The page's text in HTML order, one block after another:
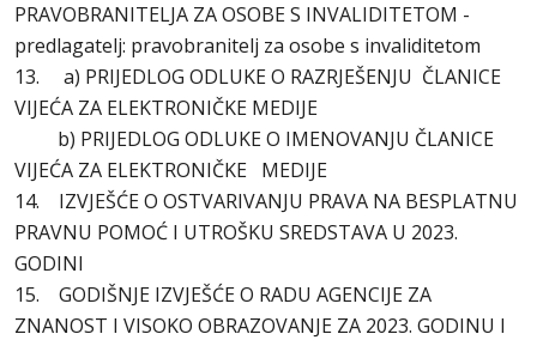
PRAVOBRANITELJA ZA OSOBE S INVALIDITETOM -
predlagatelj: pravobranitelj za osobe s invaliditetom
13. a) PRIJEDLOG ODLUKE O RAZRJEŠENJU ČLANICE
VIJEĆA ZA ELEKTRONIČKE MEDIJE
b) PRIJEDLOG ODLUKE O IMENOVANJU ČLANICE
VIJEĆA ZA ELEKTRONIČKE MEDIJE
14. IZVJEŠĆE O OSTVARIVANJU PRAVA NA BESPLATNU
PRAVNU POMOĆ I UTROŠKU SREDSTAVA U 2023.
GODINI
15. GODIŠNJE IZVJEŠĆE O RADU AGENCIJE ZA
ZNANOST I VISOKO OBRAZOVANJE ZA 2023. GODINU I